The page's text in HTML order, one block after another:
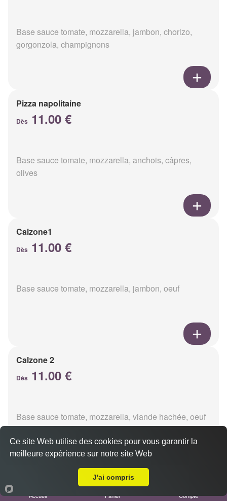
Base sauce tomate, mozzarella, jambon, chorizo,
gorgonzola, champignons
Pizza napolitaine
Dès 11.00 €
Base sauce tomate, mozzarella, anchois, câpres,
olives
Calzone1
Dès 11.00 €
Base sauce tomate, mozzarella, jambon, oeuf
Calzone 2
Dès 11.00 €
Base sauce tomate, mozzarella, viande hachée, oeuf
Accueil Panier Compte
Ce site Web utilise des cookies pour vous garantir la
meilleure expérience sur notre site Web
J'ai compris